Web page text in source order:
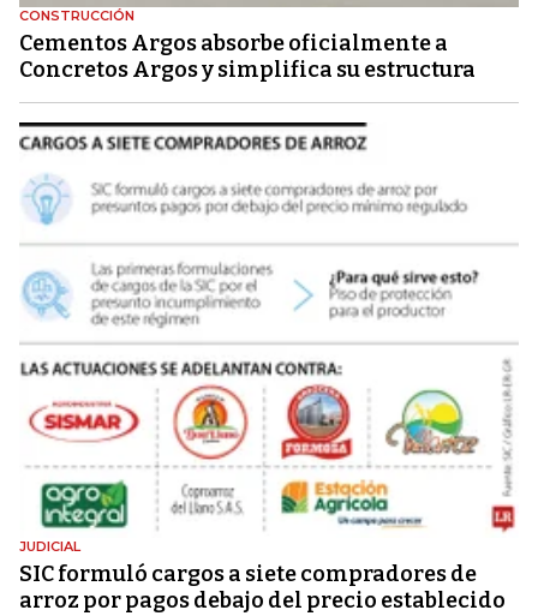
CONSTRUCCIÓN
Cementos Argos absorbe oficialmente a
Concretos Argos y simplifica su estructura
JUDICIAL
SIC formuló cargos a siete compradores de
arroz por pagos debajo del precio establecido